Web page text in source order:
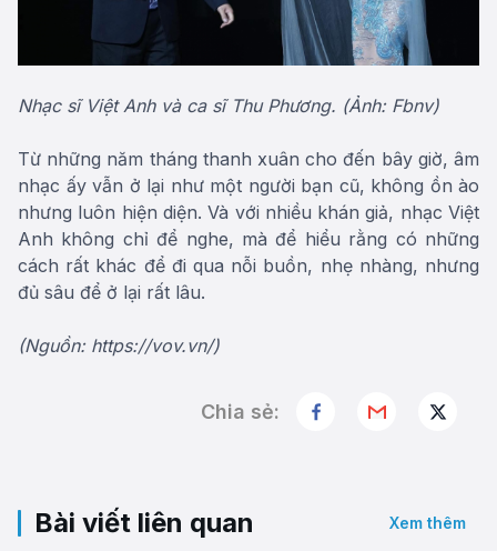
Nhạc sĩ Việt Anh và ca sĩ Thu Phương. (Ảnh: Fbnv)
Từ những năm tháng thanh xuân cho đến bây giờ, âm
nhạc ấy vẫn ở lại như một người bạn cũ, không ồn ào
nhưng luôn hiện diện. Và với nhiều khán giả, nhạc Việt
Anh không chỉ để nghe, mà để hiểu rằng có những
cách rất khác để đi qua nỗi buồn, nhẹ nhàng, nhưng
đủ sâu để ở lại rất lâu.
(Nguồn: https://vov.vn/)
Chia sẻ:
Bài viết liên quan Xem thêm